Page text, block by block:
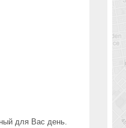
для Вас день.